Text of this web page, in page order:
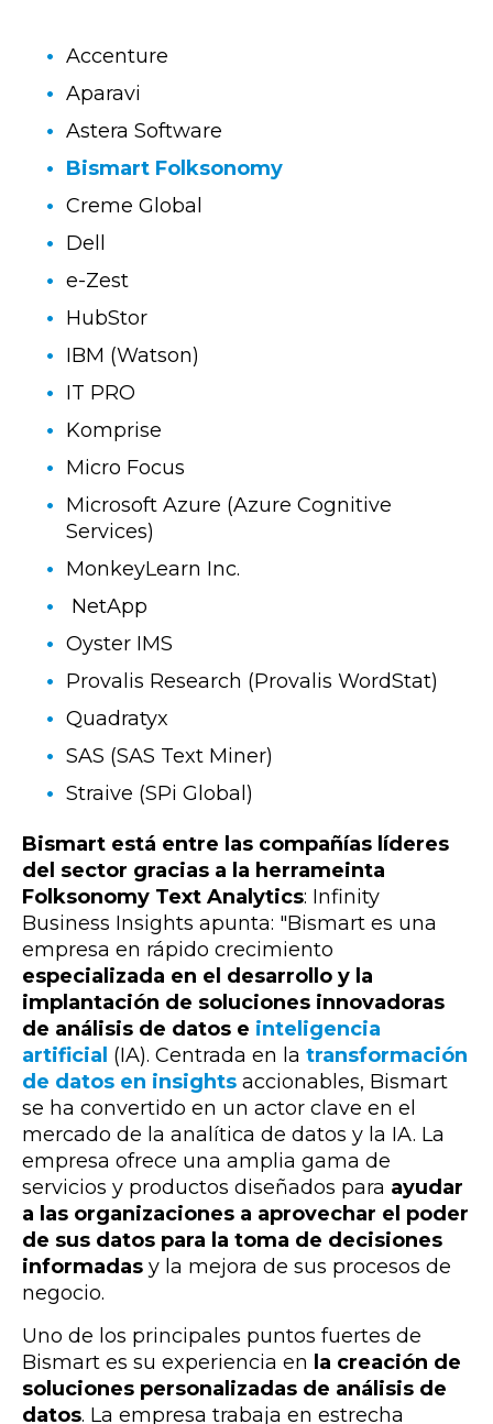
Accenture
Aparavi
Astera Software
Bismart Folksonomy
Creme Global
Dell
e-Zest
HubStor
IBM (Watson)
IT PRO
Komprise
Micro Focus
Microsoft Azure (Azure Cognitive
Services)
MonkeyLearn Inc.
NetApp
Oyster IMS
Provalis Research (Provalis WordStat)
Quadratyx
SAS (SAS Text Miner)
Straive (SPi Global)
Bismart está entre las compañías líderes
del sector gracias a la herrameinta
Folksonomy Text Analytics: Infinity
Business Insights apunta: "Bismart es una
empresa en rápido crecimiento
especializada en el desarrollo y la
implantación de soluciones innovadoras
de análisis de datos e inteligencia
artificial (IA). Centrada en la transformación
de datos en insights accionables, Bismart
se ha convertido en un actor clave en el
mercado de la analítica de datos y la IA. La
empresa ofrece una amplia gama de
servicios y productos diseñados para ayudar
a las organizaciones a aprovechar el poder
de sus datos para la toma de decisiones
informadas y la mejora de sus procesos de
negocio.
Uno de los principales puntos fuertes de
Bismart es su experiencia en la creación de
soluciones personalizadas de análisis de
datos. La empresa trabaja en estrecha